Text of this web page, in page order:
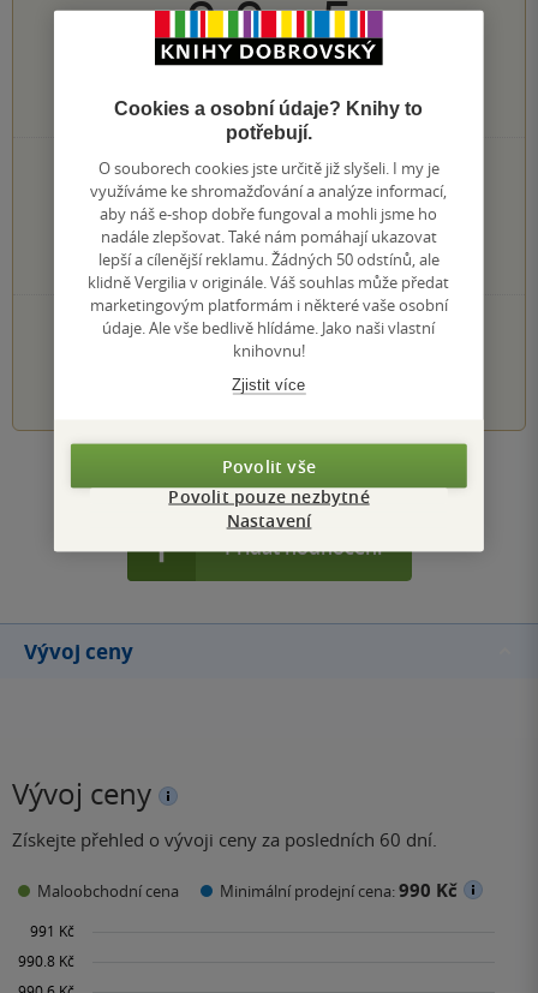
0.0z5
0hodnocení čtenářů
0×
5 hvězdiček
0×
4 hvězdičky
0×
3 hvězdičky
0×
2 hvězdičky
0×
1 hvezdička
PŘIDEJTE SVÉ HODNOCENÍ KNIHY
3 4 5
Zobrazit všechna hodnocení
Přidat hodnocení
Vývoj ceny
Vývoj ceny
Získejte přehled o vývoji ceny za posledních 60 dní.
Maloobchodní cena Minimální prodejní cena:990 Kč
Cookies a osobní údaje? Knihy to
potřebují.
O souborech cookies jste určitě již slyšeli. I my je
využíváme ke shromažďování a analýze informací,
aby náš e-shop dobře fungoval a mohli jsme ho
nadále zlepšovat. Také nám pomáhají ukazovat
lepší a cílenější reklamu. Žádných 50 odstínů, ale
klidně Vergilia v originále. Váš souhlas může předat
marketingovým platformám i některé vaše osobní
údaje. Ale vše bedlivě hlídáme. Jako naši vlastní
knihovnu!
Zjistit více
Povolit vše
Povolit pouze nezbytné
Nastavení